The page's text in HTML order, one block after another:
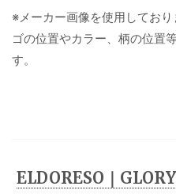
※メーカー画像を使用してお
ゴの位置やカラー、柄の位置
す。
ELDORESO｜